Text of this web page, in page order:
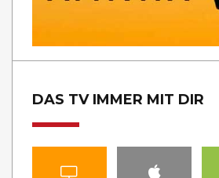
DAS TV IMMER MIT DIR